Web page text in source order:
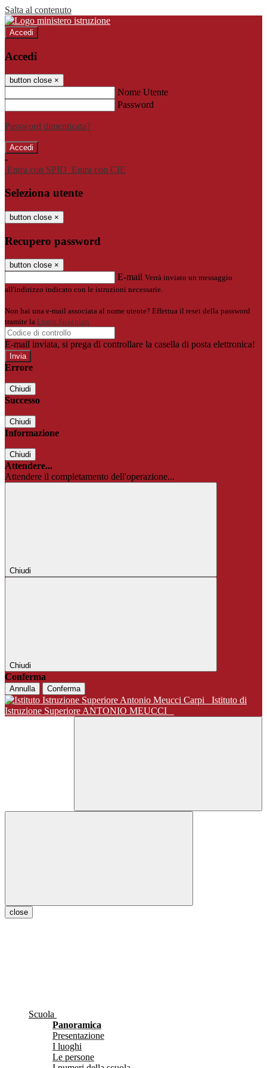
Salta al contenuto
Accedi
Accedi
button close ×
Nome Utente
Password
Password dimenticata?
-
Entra con SPID Entra con CIE
Seleziona utente
button close ×
Recupero password
button close ×
E-mail Verrà inviato un messaggio
all'indirizzo indicato con le istruzioni necessarie.
Non hai una e-mail associata al nome utente? Effettua il reset della password
tramite la Login Spaggiari
E-mail inviata, si prega di controllare la casella di posta elettronica!
Errore
Chiudi
Successo
Chiudi
Informazione
Chiudi
Attendere...
Attendere il completamento dell'operazione...
Chiudi
Chiudi
Conferma
Annulla Conferma
Istituto di
Istruzione Superiore ANTONIO MEUCCI
close
Scuola
Panoramica
Presentazione
I luoghi
Le persone